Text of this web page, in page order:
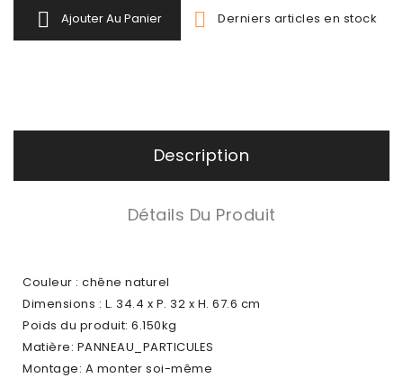
 Ajouter Au Panier  Derniers articles en stock
Description
Détails Du Produit
Couleur : chêne naturel
Dimensions : L. 34.4 x P. 32 x H. 67.6 cm
Poids du produit: 6.150kg
Matière: PANNEAU_PARTICULES
Montage: A monter soi-même